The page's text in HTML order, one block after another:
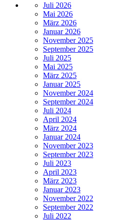
Juli 2026
Mai 2026
März 2026
Januar 2026
November 2025
September 2025
Juli 2025
Mai 2025
März 2025
Januar 2025
November 2024
September 2024
Juli 2024
April 2024
März 2024
Januar 2024
November 2023
September 2023
Juli 2023
April 2023
März 2023
Januar 2023
November 2022
September 2022
Juli 2022